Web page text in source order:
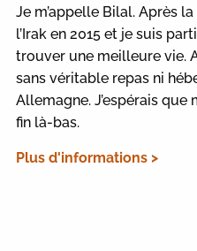
Je m’appelle Bilal. Après
l’Irak en 2015 et je suis
trouver une meilleure vie.
sans véritable repas ni
Allemagne. J’espérais
fin là-bas.
Plus d'informations >